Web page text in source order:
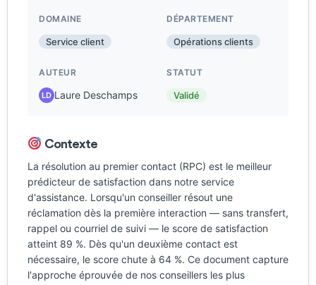
DOMAINE
Service client
DÉPARTEMENT
Opérations clients
AUTEUR
LD Laure Deschamps
STATUT
Validé
Contexte
La résolution au premier contact (RPC) est le meilleur
prédicteur de satisfaction dans notre service
d'assistance. Lorsqu'un conseiller résout une
réclamation dès la première interaction — sans transfert,
rappel ou courriel de suivi — le score de satisfaction
atteint 89 %. Dès qu'un deuxième contact est
nécessaire, le score chute à 64 %. Ce document capture
l'approche éprouvée de nos conseillers les plus